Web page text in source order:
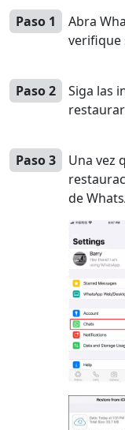
Paso 1
Abra
verifique
Paso 2
Siga las
Paso 3
Una vez
de